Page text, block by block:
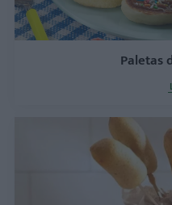
Paletas